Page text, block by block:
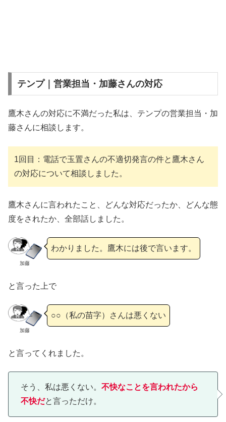
テンプ｜営業担当・加藤さんの対応
鷹木さんの対応に不満だった私は、テンプの営業担当・加
藤さんに相談します。
1回目：電話で玉置さんの不適切発言の件と鷹木さん
の対応について相談しました。
鷹木さんに言われたこと、どんな対応だったか、どんな態
度をされたか、全部話しました。
加藤
わかりました。鷹木には後で言います。
と言った上で
加藤
○○（私の苗字）さんは悪くない
と言ってくれました。
そう、私は悪くない。 不快なことを言われたから
不快だと言っただけ。